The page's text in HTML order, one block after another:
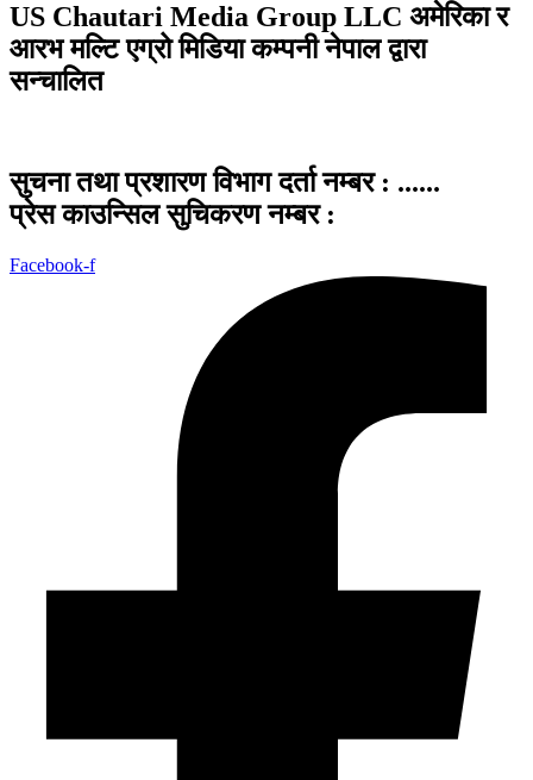
US Chautari Media Group LLC अमेरिका र
आरभ मल्टि एग्रो मिडिया कम्पनी नेपाल द्वारा
सन्चालित
सुचना तथा प्रशारण विभाग दर्ता नम्बर : ......
प्रेस काउन्सिल सुचिकरण नम्बर :
Facebook-f